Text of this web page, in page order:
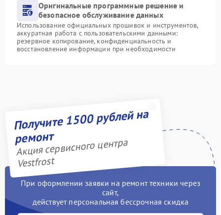
Оригинальные программные решение и
безопасное обслуживание данных
Использование официальных прошивок и инструментов,
аккуратная работа с пользовательскими данными:
резервное копирование, конфиденциальность и
восстановление информации при необходимости
Получите 1500 рублей на
ремонт
Акция сервисного центра
Vestfrost
При оформлении заявки на ремонт техники через
сайт,
действует персональная бессрочная скидка